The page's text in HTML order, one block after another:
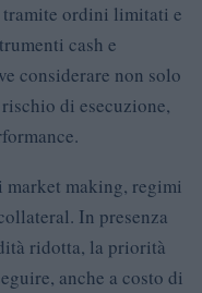
tramite ordini limitati e
cash e
considerare non solo
di esecuzione,
making, regimi
In presenza
ridotta, la priorità
anche a costo di